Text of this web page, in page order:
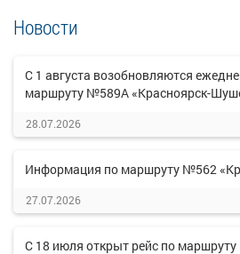
Новости
С 1 августа возобновляются
маршруту №589А «Красноярск-
28.07.2026
Информация по маршруту №562
27.07.2026
С 18 июля открыт рейс по